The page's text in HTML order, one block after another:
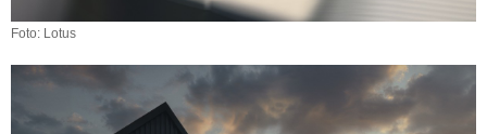
Foto: Lotus